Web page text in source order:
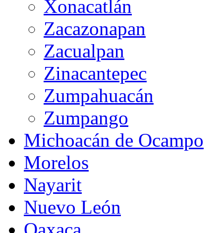
Xonacatlán
Zacazonapan
Zacualpan
Zinacantepec
Zumpahuacán
Zumpango
Michoacán de Ocampo
Morelos
Nayarit
Nuevo León